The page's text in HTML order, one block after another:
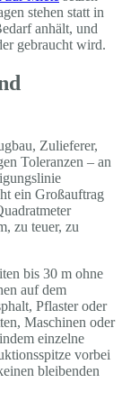
stehen statt in
anhält, und
gebraucht wird.
Zulieferer,
Toleranzen – an
ein Großauftrag
zu teuer, zu
bis 30 m ohne
auf dem
Pflaster oder
Maschinen oder
einzelne
vorbei
bleibenden